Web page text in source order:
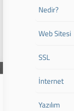
Nedir?
Web Sitesi
SSL
İnternet
Yazılım